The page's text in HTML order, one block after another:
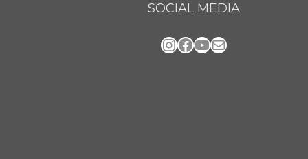
SOCIAL MEDIA
Instagram
Facebook
YouTube
Mail